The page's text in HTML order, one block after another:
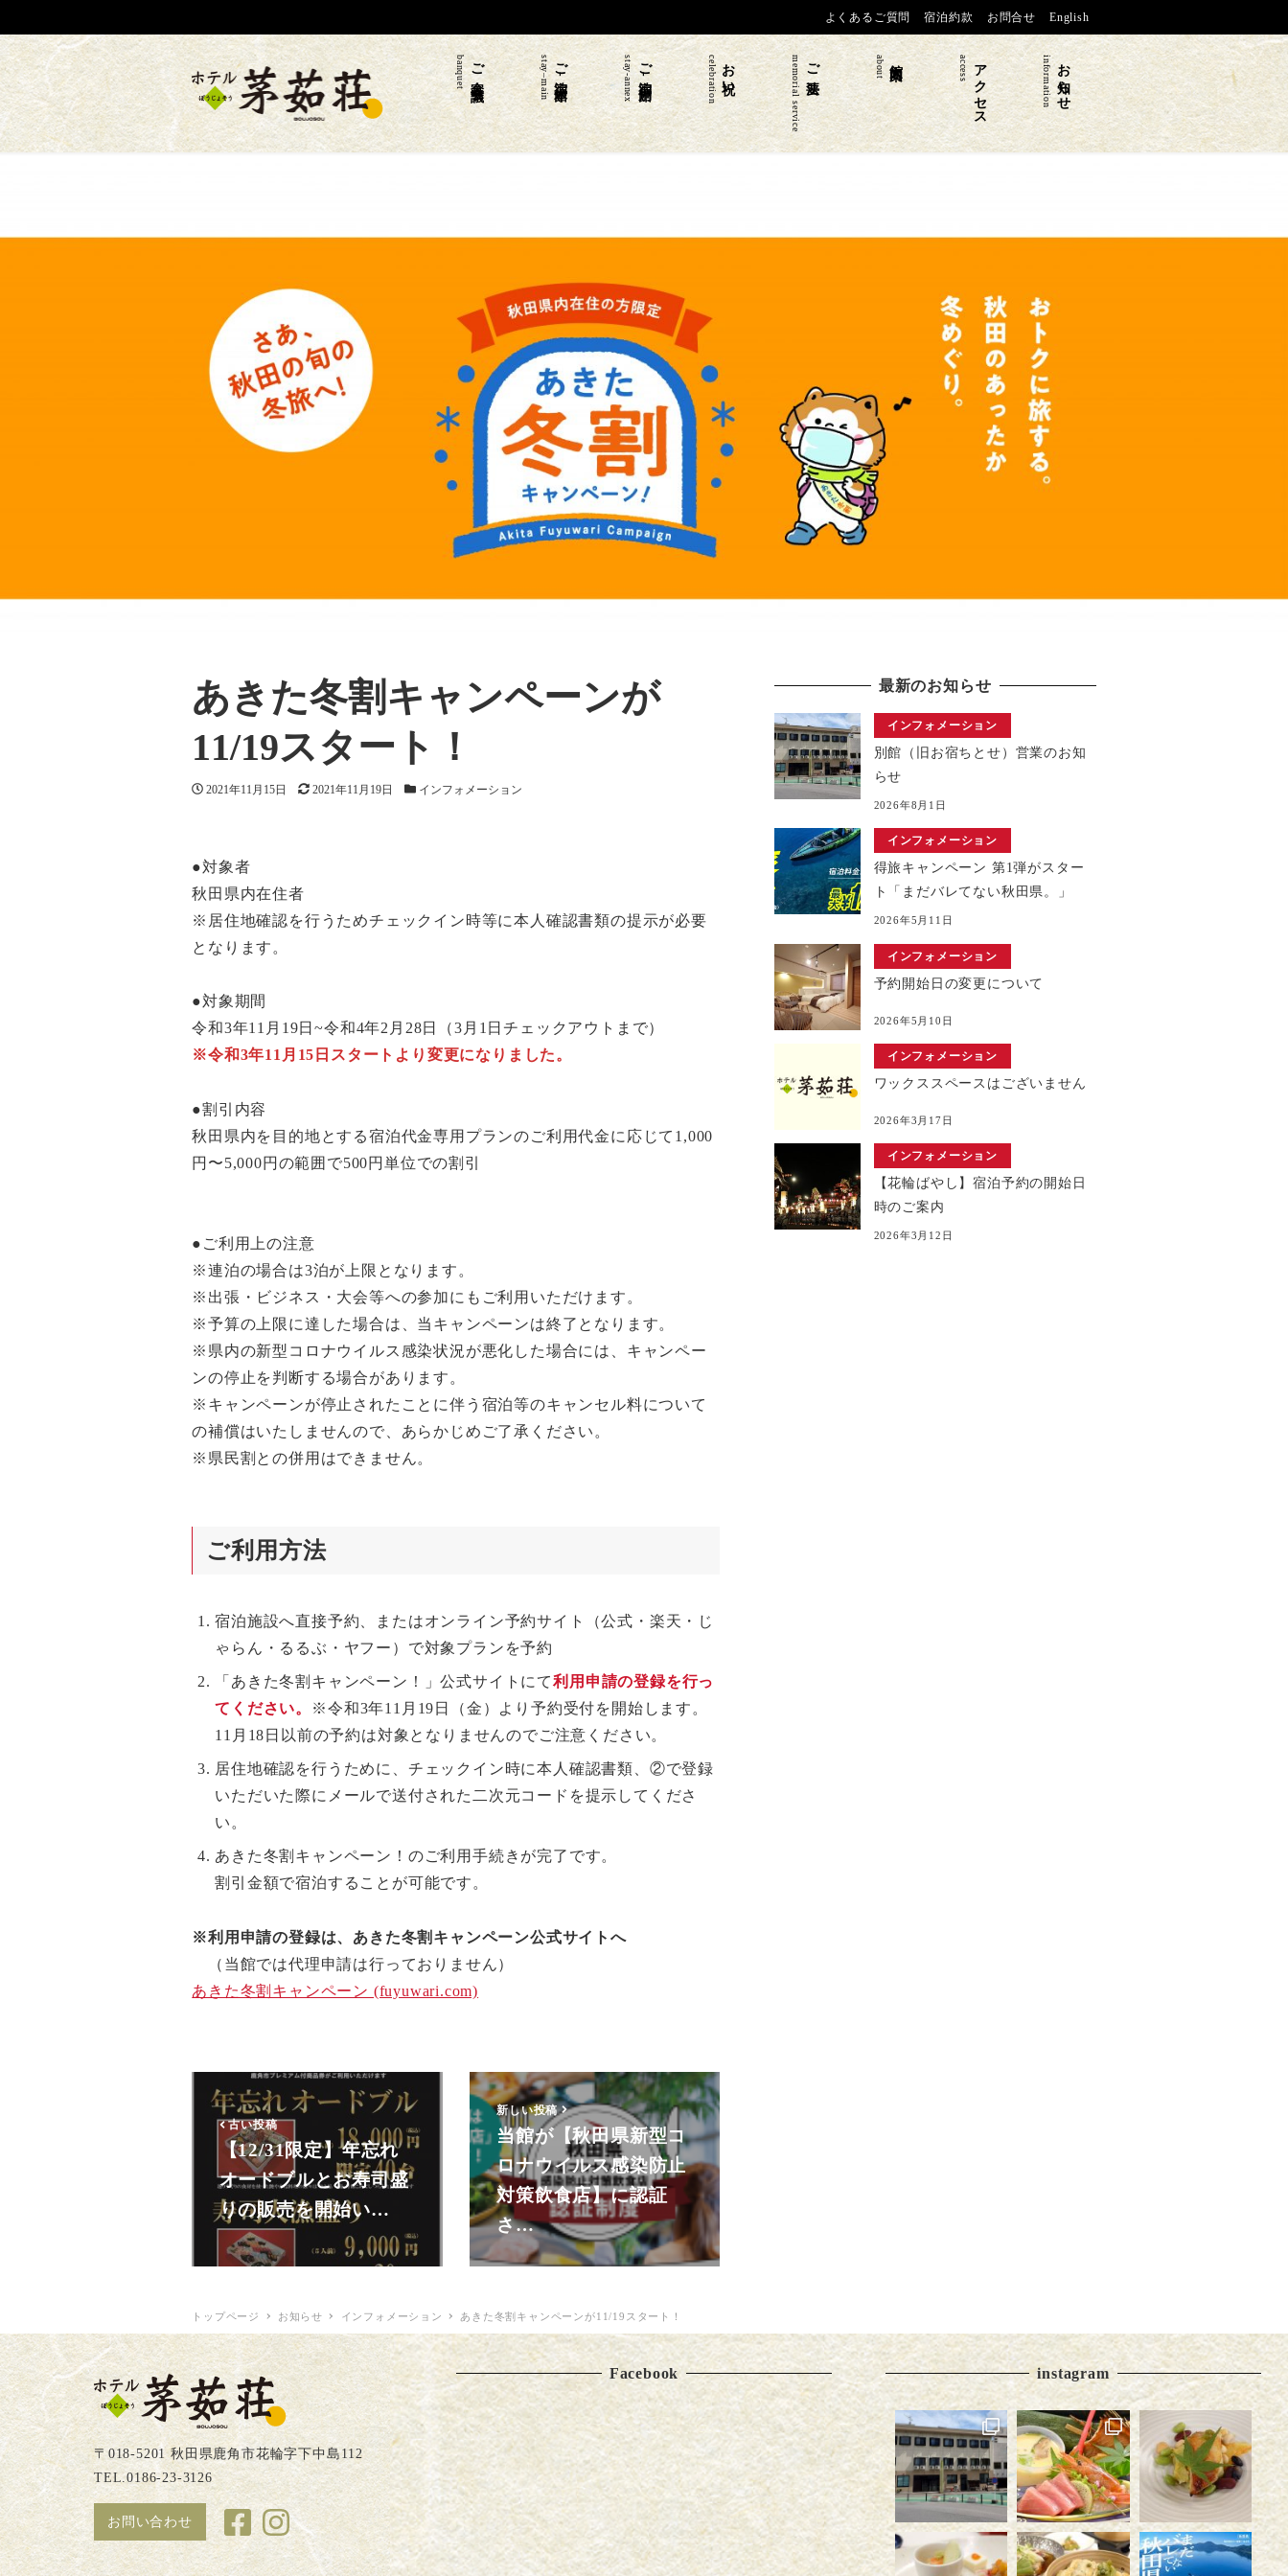
よくあるご質問 宿泊約款 お問合せ English
ご宴会 会議
banquet ご宿泊-本館
stay–main ご宿泊-別館
stay-annex お祝い
celebration ご法要
memorial service about アクセス
access お知らせ
information
あきた冬割キャンペーンが
11/19スタート！
投稿日
2021年11月15日 更新日
2021年11月19日 カテゴリー
インフォメーション
●対象者
秋田県内在住者
※居住地確認を行うためチェックイン時等に本人確認書類の提示が必要
となります。
●対象期間
令和3年11月19日~令和4年2月28日（3月1日チェックアウトまで）
※令和3年11月15日スタートより変更になりました。
●割引内容
秋田県内を目的地とする宿泊代金専用プランのご利用代金に応じて1,000
円〜5,000円の範囲で500円単位での割引
●ご利用上の注意
※連泊の場合は3泊が上限となります。
※出張・ビジネス・大会等への参加にもご利用いただけます。
※予算の上限に達した場合は、当キャンペーンは終了となります。
※県内の新型コロナウイルス感染状況が悪化した場合には、キャンペー
ンの停止を判断する場合があります。
※キャンペーンが停止されたことに伴う宿泊等のキャンセル料について
の補償はいたしませんので、あらかじめご了承ください。
※県民割との併用はできません。
ご利用方法
宿泊施設へ直接予約、またはオンライン予約サイト（公式・楽天・じ
ゃらん・るるぶ・ヤフー）で対象プランを予約
「あきた冬割キャンペーン！」公式サイトにて利用申請の登録を行っ
てください。
※令和3年11月19日（金）より予約受付を開始します。
11月18日以前の予約は対象となりませんのでご注意ください。
居住地確認を行うために、チェックイン時に本人確認書類、②で登録
いただいた際にメールで送付された二次元コードを提示してくださ
い。
あきた冬割キャンペーン！のご利用手続きが完了です。
割引金額で宿泊することが可能です。
※利用申請の登録は、あきた冬割キャンペーン公式サイトへ
（当館では代理申請は行っておりません）
あきた冬割キャンペーン (fuyuwari.com)
古い投稿
【12/31限定】年忘れ
オードブルとお寿司盛
りの販売を開始い…
新しい投稿
当館が【秋田県新型コ
ロナウイルス感染防止
対策飲食店】に認証
さ…
最新のお知らせ
インフォメーション
別館（旧お宿ちとせ）営業のお知
らせ
2026年8月1日
インフォメーション
得旅キャンペーン 第1弾がスター
ト「まだバレてない秋田県。」
2026年5月11日
インフォメーション
予約開始日の変更について
2026年5月10日
インフォメーション
ワックススペースはございません
2026年3月17日
インフォメーション
【花輪ばやし】宿泊予約の開始日
時のご案内
2026年3月12日
トップページ お知らせ インフォメーション あきた冬割キャンペーンが11/19スタート！
〒018-5201 秋田県鹿角市花輪字下中島112
TEL.0186-23-3126
お問い合わせ
Facebook instagram